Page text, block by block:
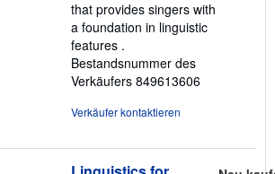
that provides singers with
a foundation in linguistic
features .
Bestandsnummer des
Verkäufers 849613606
Verkäufer kontaktieren